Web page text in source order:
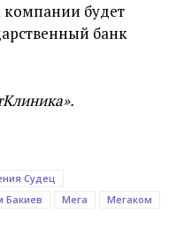
компании будет
банк
Судец
Бакиев Мега
Мегаком